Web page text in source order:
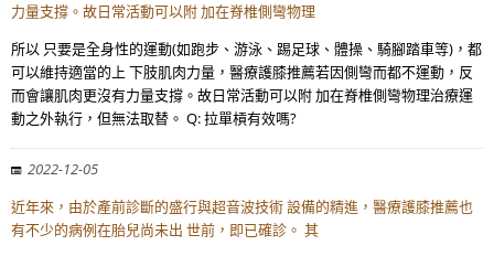
力量支撐。故日常活動可以附 加在脊椎側彎物理
所以 只要是全身性的運動(如跑步、游泳、踢足球、體操、騎腳踏車等)，都
可以維持適當的上 下肢肌肉力量，醫療護膝推薦若因側彎而都不運動，反
而會讓肌肉更沒有力量支撐。故日常活動可以附 加在脊椎側彎物理治療運
動之外執行，但無法取替。 Q: 拉單槓有效嗎?
2022-12-05
近年來，由於產前診斷的盛行與超音波技術 設備的精進，醫療護膝推薦也
有不少的病例在胎兒尚未出 世前，即已確診。 其